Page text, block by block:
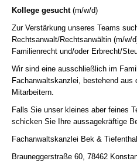
Kollege gesucht(m/w/d)
Zur Verstärkung unseres Teams
Rechtsanwalt/Rechtsanwältin (m/w/
Familienrecht und/oder Erbrecht/
Wir sind eine ausschließlich im
Fachanwaltskanzlei, bestehend aus
Mitarbeitern.
Falls Sie unser kleines aber feines
schicken Sie Ihre aussagekräftige
Fachanwaltskanzlei Bek &
Brauneggerstraße 60, 78462